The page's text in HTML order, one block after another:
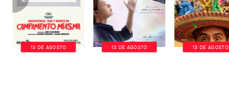
13 DE AGOSTO 13 DE AGOSTO 13 DE AGOSTO